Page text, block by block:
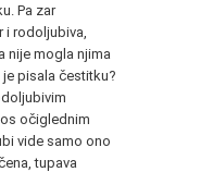
Pa zar
i rodoljubiva,
nije mogla njima
pisala čestitku?
očiglednim
vide samo ono
tupava